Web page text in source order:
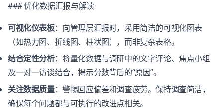
### 优化数据汇报与解读
可视化仪表板：向管理层汇报时，采用简洁的可视化图表
（如热力图、折线图、柱状图），而非复杂表格。
结合定性分析：将量化数据与调研中的文字评论、焦点小组
及一对一访谈结合，揭示分数背后的“原因”。
关注数据质量：警惕回应偏差和调查疲劳。保持调查简洁，
确保每个问题都与可执行的改进点相关。